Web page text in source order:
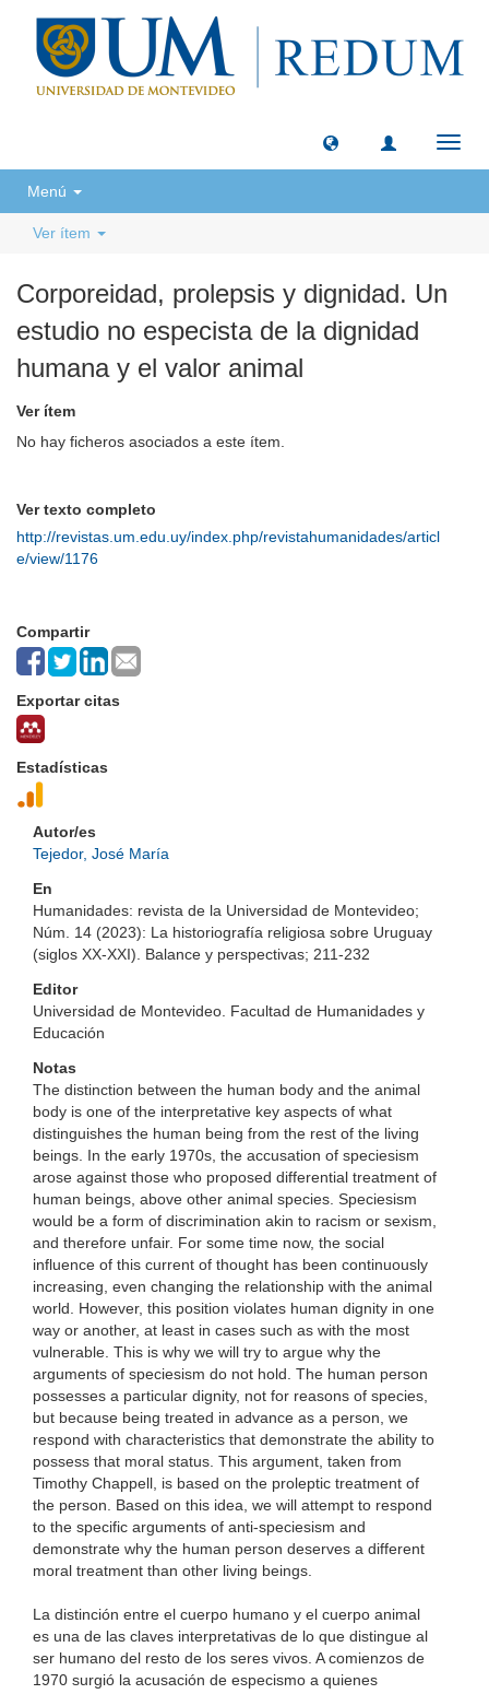
Menú
Ver ítem
Corporeidad, prolepsis y dignidad. Un
estudio no especista de la dignidad
humana y el valor animal
Ver ítem
No hay ficheros asociados a este ítem.
Ver texto completo
http://revistas.um.edu.uy/index.php/revistahumanidades/articl
e/view/1176
Compartir
Exportar citas
Estadísticas
Autor/es
Tejedor, José María
En
Humanidades: revista de la Universidad de Montevideo;
Núm. 14 (2023): La historiografía religiosa sobre Uruguay
(siglos XX-XXI). Balance y perspectivas; 211-232
Editor
Universidad de Montevideo. Facultad de Humanidades y
Educación
Notas
The distinction between the human body and the animal
body is one of the interpretative key aspects of what
distinguishes the human being from the rest of the living
beings. In the early 1970s, the accusation of speciesism
arose against those who proposed differential treatment of
human beings, above other animal species. Speciesism
would be a form of discrimination akin to racism or sexism,
and therefore unfair. For some time now, the social
influence of this current of thought has been continuously
increasing, even changing the relationship with the animal
world. However, this position violates human dignity in one
way or another, at least in cases such as with the most
vulnerable. This is why we will try to argue why the
arguments of speciesism do not hold. The human person
possesses a particular dignity, not for reasons of species,
but because being treated in advance as a person, we
respond with characteristics that demonstrate the ability to
possess that moral status. This argument, taken from
Timothy Chappell, is based on the proleptic treatment of
the person. Based on this idea, we will attempt to respond
to the specific arguments of anti-speciesism and
demonstrate why the human person deserves a different
moral treatment than other living beings.
La distinción entre el cuerpo humano y el cuerpo animal
es una de las claves interpretativas de lo que distingue al
ser humano del resto de los seres vivos. A comienzos de
1970 surgió la acusación de especismo a quienes